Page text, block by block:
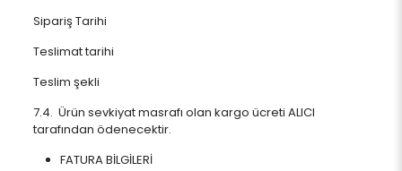
Sipariş Tarihi
Teslimat tarihi
Teslim şekli
7.4. Ürün sevkiyat masrafı olan kargo ücreti ALICI
tarafından ödenecektir.
FATURA BİLGİLERİ